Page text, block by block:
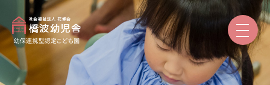
園のご紹介